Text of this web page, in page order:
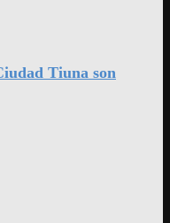
Tiuna son